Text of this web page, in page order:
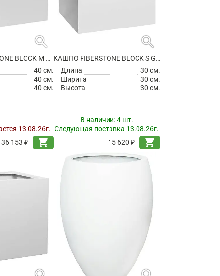
search
КАШПО FIBERSTONE BLOCK M MATT WHITE
40 см.
40 см.
40 см.
13.08.26г.
36 153 ₽
shopping_cart
search
КАШПО FIBERSTONE BLOCK S GLOSSY WHITE
Длина
30 см.
Ширина
30 см.
Высота
30 см.
В наличии:4 шт.
Следующая поставка 13.08.26г.
15 620 ₽
shopping_cart